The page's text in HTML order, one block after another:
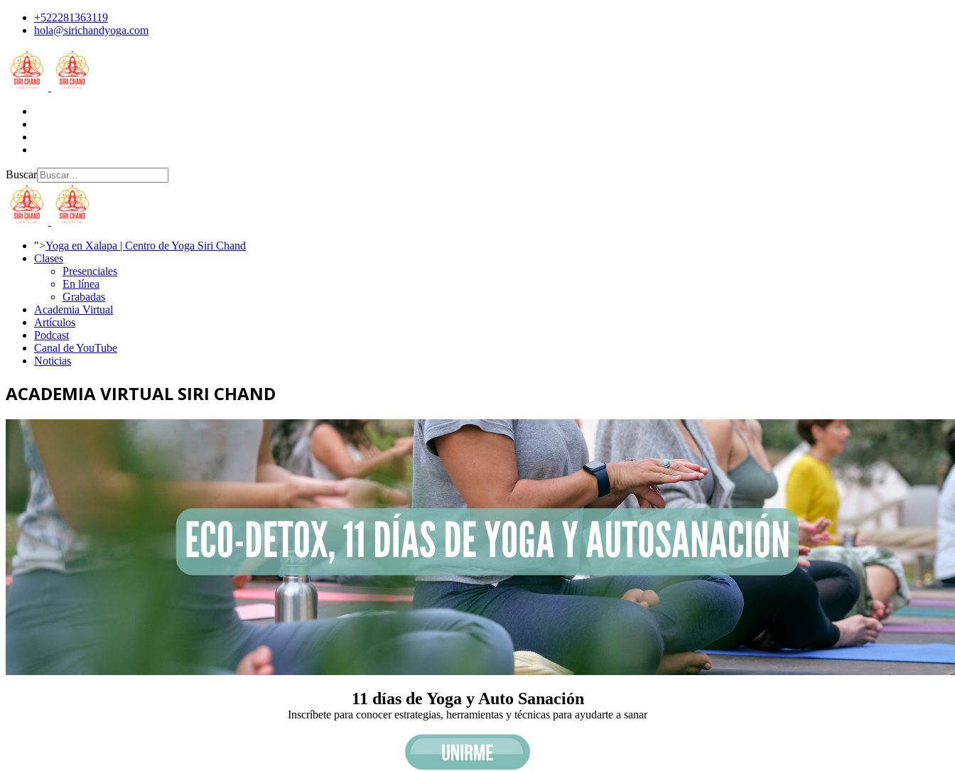
+522281363119
hola@sirichandyoga.com
Buscar
">Yoga en Xalapa | Centro de Yoga Siri Chand
Clases
Presenciales
En línea
Grabadas
Academia Virtual
Artículos
Podcast
Canal de YouTube
Noticias
ACADEMIA VIRTUAL SIRI CHAND
11 días de Yoga y Auto Sanación
Inscríbete para conocer estrategias, herramientas y técnicas para ayudarte a sanar